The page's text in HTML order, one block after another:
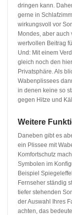
dringen kann.
gerne in
wirkungsvoll vor
Mondes, aber auch
wertvollen Beitrag
Und: Mit einem
gleich noch den
Privatsphäre. Als
Wabenplissees
in denen keine so
gegen Hitze und
Weitere
Daneben gibt es
ein Plissee mit
Komfortschutz
Symbolen im
Beispiel
Fernseher ständig
tiefer stehenden
der Auswahl Ihres
achten, das